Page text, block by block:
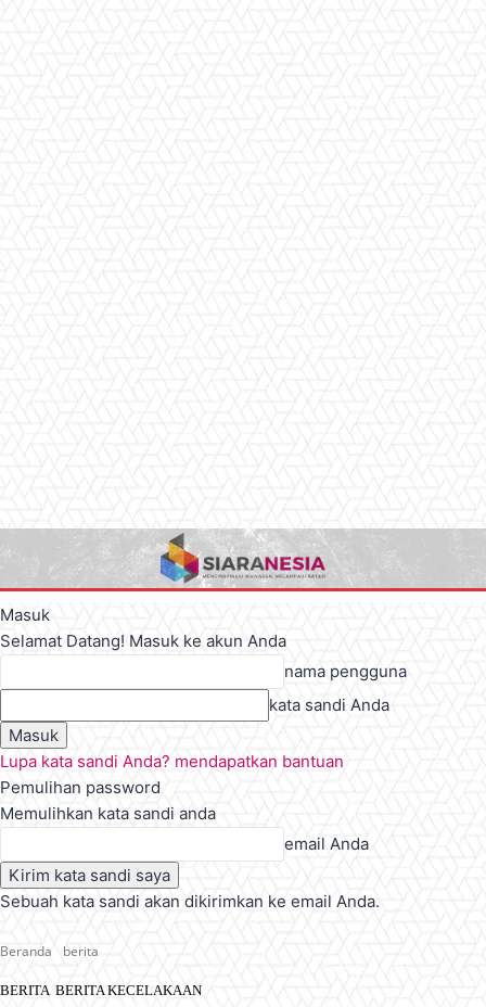
Masuk
Selamat Datang! Masuk ke akun Anda
nama pengguna
kata sandi Anda
Lupa kata sandi Anda? mendapatkan bantuan
Pemulihan password
Memulihkan kata sandi anda
email Anda
Sebuah kata sandi akan dikirimkan ke email Anda.
Beranda berita
BERITA BERITA KECELAKAAN